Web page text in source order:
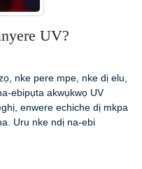
UV?
nke pere mpe, nke dị elu,
ebipụta akwụkwọ UV
enwere echiche dị mkpa
Uru nke ndị na-ebi